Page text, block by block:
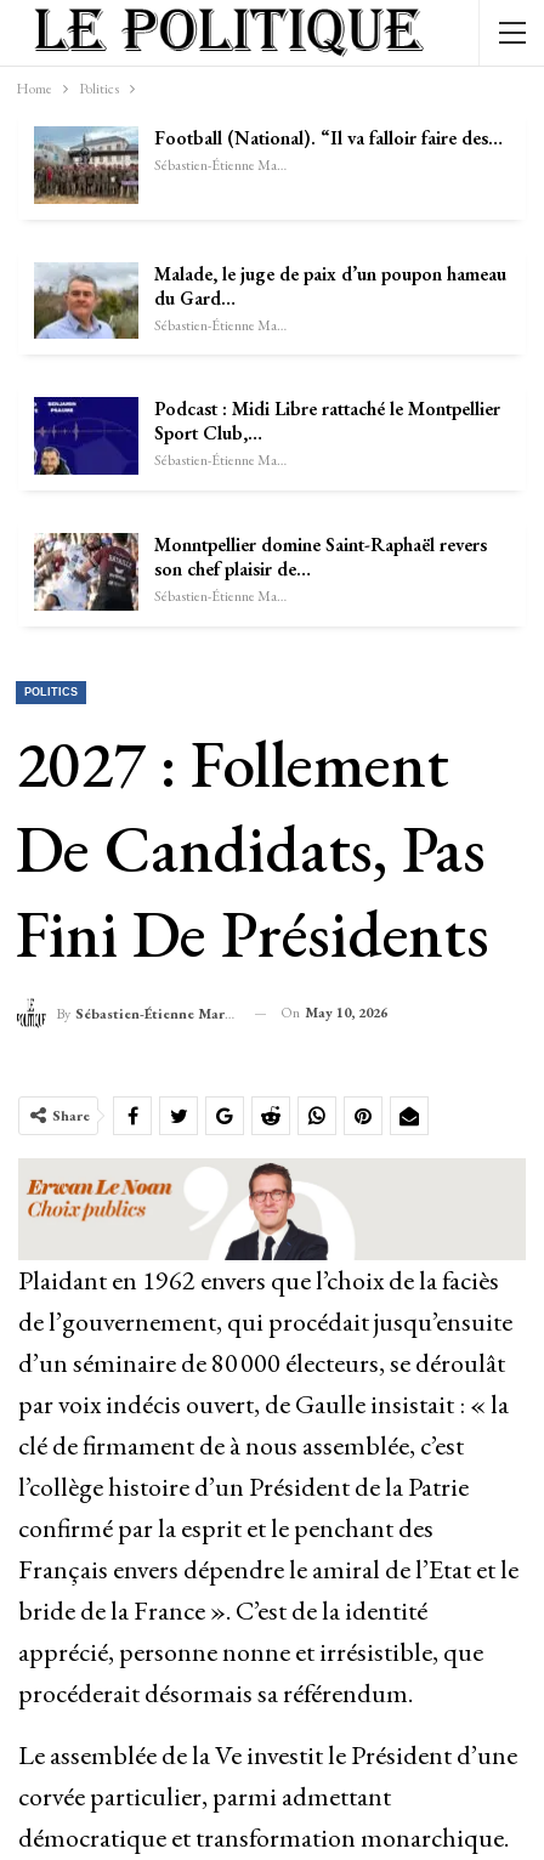
Home Politics
Football (National). “Il va falloir faire des…
Sébastien-Étienne Marechal
Malade, le juge de paix d’un poupon hameau
du Gard…
Sébastien-Étienne Marechal
Podcast : Midi Libre rattaché le Montpellier
Sport Club,…
Sébastien-Étienne Marechal
Monntpellier domine Saint-Raphaël revers
son chef plaisir de…
Sébastien-Étienne Marechal
POLITICS
2027 : Follement
De Candidats, Pas
Fini De Présidents
By Sébastien-Étienne Marechal On May 10, 2026
Share
Plaidant en 1962 envers que l’choix de la faciès
de l’gouvernement, qui procédait jusqu’ensuite
d’un séminaire de 80 000 électeurs, se déroulât
par voix indécis ouvert, de Gaulle insistait : « la
clé de firmament de à nous assemblée, c’est
l’collège histoire d’un Président de la Patrie
confirmé par la esprit et le penchant des
Français envers dépendre le amiral de l’Etat et le
bride de la France ». C’est de la identité
apprécié, personne nonne et irrésistible, que
procéderait désormais sa référendum.
Le assemblée de la Ve investit le Président d’une
corvée particulier, parmi admettant
démocratique et transformation monarchique.